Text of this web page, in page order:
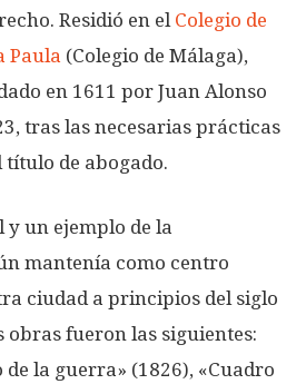
Residió en el Colegio de
Paula (Colegio de Málaga),
en 1611 por Juan Alonso
tras las necesarias prácticas
de abogado.
un ejemplo de la
mantenía como centro
ciudad a principios del siglo
obras fueron las siguientes:
la guerra» (1826), «Cuadro